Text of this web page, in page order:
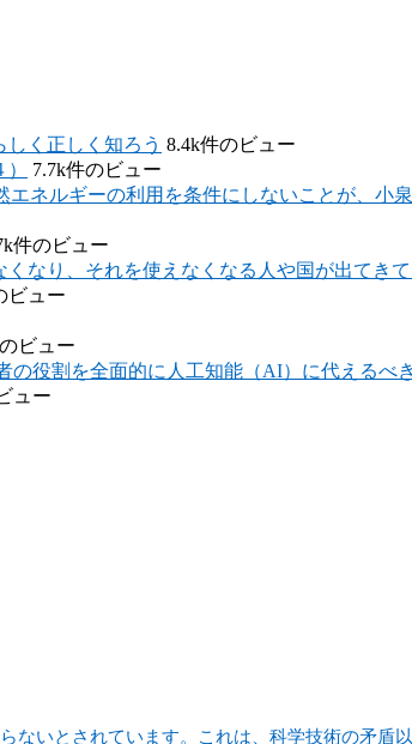
く正しく知ろう 8.4k件のビュー
7.7k件のビュー
ネルギーの利用を条件にしないことが、小
件のビュー
なり、それを使えなくなる人や国が出てき
ビュー
ビュー
役割を全面的に人工知能（AI）に代えるべ
ュー
ないとされています。これは、科学技術の矛盾